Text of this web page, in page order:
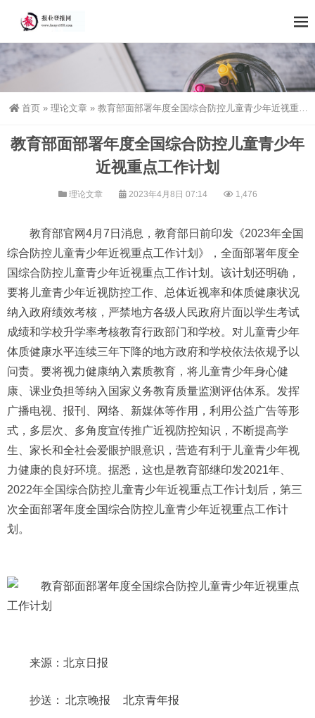
首页 » 理论文章 » 教育部面部署年度全国综合防控儿童青少年近视重点工作计划
教育部面部署年度全国综合防控儿童青少年
近视重点工作计划
理论文章 2023年4月8日 07:14 1,476
教育部官网4月7日消息，教育部日前印发《2023年全国
综合防控儿童青少年近视重点工作计划》，全面部署年度全
国综合防控儿童青少年近视重点工作计划。该计划还明确，
要将儿童青少年近视防控工作、总体近视率和体质健康状况
纳入政府绩效考核，严禁地方各级人民政府片面以学生考试
成绩和学校升学率考核教育行政部门和学校。对儿童青少年
体质健康水平连续三年下降的地方政府和学校依法依规予以
问责。要将视力健康纳入素质教育，将儿童青少年身心健
康、课业负担等纳入国家义务教育质量监测评估体系。发挥
广播电视、报刊、网络、新媒体等作用，利用公益广告等形
式，多层次、多角度宣传推广近视防控知识，不断提高学
生、家长和全社会爱眼护眼意识，营造有利于儿童青少年视
力健康的良好环境。据悉，这也是教育部继印发2021年、
2022年全国综合防控儿童青少年近视重点工作计划后，第三
次全面部署年度全国综合防控儿童青少年近视重点工作计
划。
来源：北京日报
抄送： 北京晚报 北京青年报